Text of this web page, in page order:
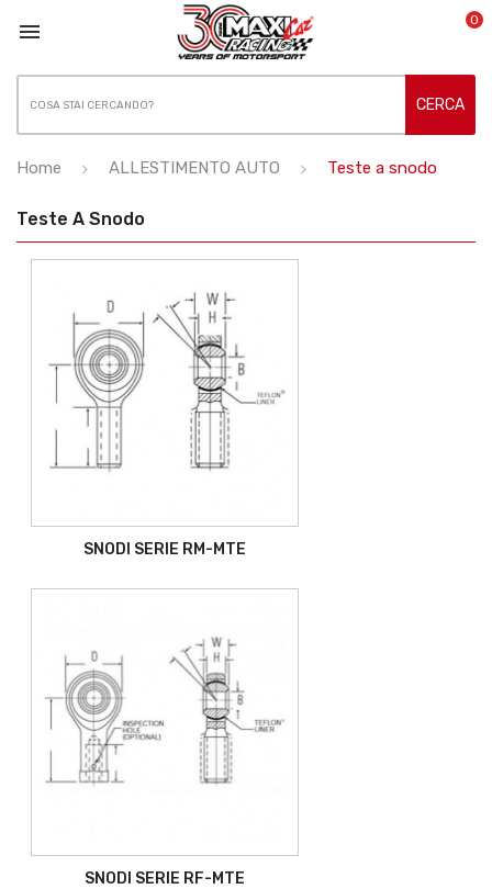
 0
CERCA
Home ALLESTIMENTO AUTO Teste a snodo
Teste A Snodo
SNODI SERIE RM-MTE
SNODI SERIE RF-MTE